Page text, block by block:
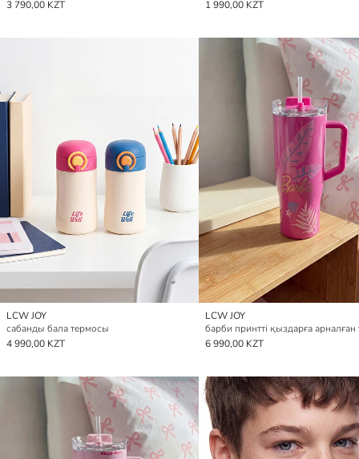
3 790,00 KZT
1 990,00 KZT
LCW JOY
сабанды бала термосы
4 990,00 KZT
LCW JOY
6 990,00 KZT